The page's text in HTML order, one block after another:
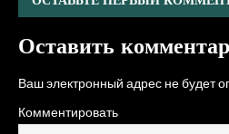
Оставить
Ваш электронный адрес не будет
Комментировать